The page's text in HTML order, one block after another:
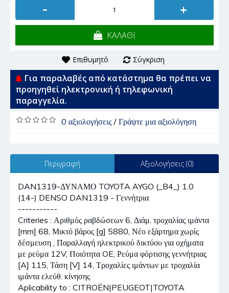
- +
ΚΑΛΑΘΙ
Επιθυμητό Σύγκριση
Για παραλαβές από κατάστημα θα πρέπει να
προηγηθεί ηλεκτρονική ή τηλεφωνική
παραγγελία.
0 αξιολογήσεις/ Γράψτε μια αξιολόγηση
Περιγραφή Αξιολογήσεις (0)
DAN1319-ΔΥΝΑΜΟ TOYOTA AYGO (_B4_) 1.0
(14-) DENSO DAN1319 - Γεννήτρια
-----------
Criteries : Αριθμός ραβδώσεων 6, Διάμ. τροχαλίας ιμάντα
[mm] 68, Μικτό βάρος [g] 5880, Νέο εξάρτημα χωρίς
δέσμευση , Παραλλαγή ηλεκτρικού δικτύου για οχήματα
με ρεύμα 12V, Ποιότητα OE, Ρεύμα φόρτισης γεννήτριας
[A] 115, Τάση [V] 14, Τροχαλίες ιμάντων με τροχαλία
ιμάντα ελεύθ. κίνησης
Aplicability to : CITROËN|PEUGEOT|TOYOTA